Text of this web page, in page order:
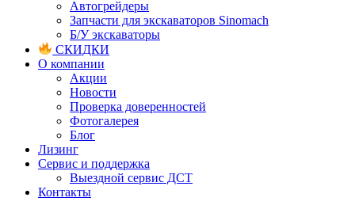
Автогрейдеры
Запчасти для экскаваторов Sinomach
Б/У экскаваторы
СКИДКИ
О компании
Акции
Новости
Проверка доверенностей
Фотогалерея
Блог
Лизинг
Сервис и поддержка
Выездной сервис ДСТ
Контакты